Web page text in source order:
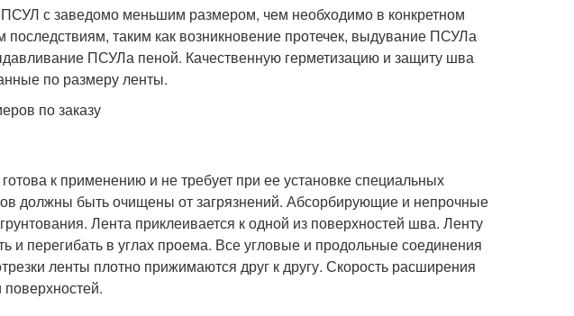
с заведомо меньшим размером, чем необходимо в конкретном
таким как возникновение протечек, выдувание ПСУЛа
ПСУЛа пеной. Качественную герметизацию и защиту шва
по размеру ленты.
по заказу
к применению и не требует при ее установке специальных
должны быть очищены от загрязнений. Абсорбирующие и непрочные
Лента приклеивается к одной из поверхностей шва. Ленту
и перегибать в углах проема. Все угловые и продольные соединения
ленты плотно прижимаются друг к другу. Скорость расширения